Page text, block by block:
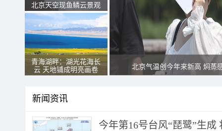
北京天空现鱼鳞云景观
青海湖畔：湖光花海长
云 天地铺成明亮画卷
北京气温创今年来新高 焖蒸
新闻资讯
今年第16号台风“琵鹭”生